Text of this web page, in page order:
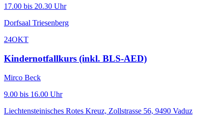
17.00 bis 20.30 Uhr
Dorfsaal Triesenberg
24OKT
Kindernotfallkurs (inkl. BLS-AED)
Mirco Beck
9.00 bis 16.00 Uhr
Liechtensteinisches Rotes Kreuz, Zollstrasse 56, 9490 Vaduz